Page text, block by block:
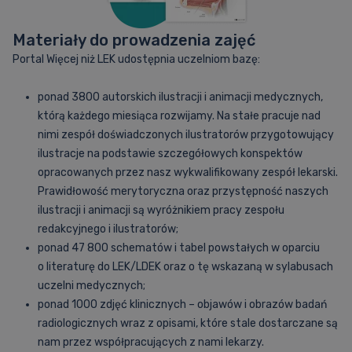
Materiały do prowadzenia zajęć
Portal Więcej niż LEK udostępnia uczelniom bazę:
ponad 3800 autorskich ilustracji i animacji medycznych,
którą każdego miesiąca rozwijamy. Na stałe pracuje nad
nimi zespół doświadczonych ilustratorów przygotowujący
ilustracje na podstawie szczegółowych konspektów
opracowanych przez nasz wykwalifikowany zespół lekarski.
Prawidłowość merytoryczna oraz przystępność naszych
ilustracji i animacji są wyróżnikiem pracy zespołu
redakcyjnego i ilustratorów;
ponad 47 800 schematów i tabel powstałych w oparciu
o literaturę do LEK/LDEK oraz o tę wskazaną w sylabusach
uczelni medycznych;
ponad 1000 zdjęć klinicznych – objawów i obrazów badań
radiologicznych wraz z opisami, które stale dostarczane są
nam przez współpracujących z nami lekarzy.